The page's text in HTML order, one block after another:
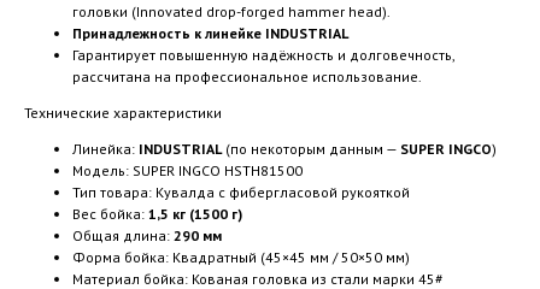
головки (Innovated drop-forged hammer head).
Принадлежность к линейке INDUSTRIAL
Гарантирует повышенную надёжность и долговечность,
рассчитана на профессиональное использование.
Технические характеристики
Линейка: INDUSTRIAL(по некоторым данным — SUPER INGCO)
Модель: SUPER INGCO HSTH81500
Тип товара: Кувалда с фибергласовой рукояткой
Вес бойка: 1,5 кг (1500 г)
Общая длина: 290 мм
Форма бойка: Квадратный (45×45 мм / 50×50 мм)
Материал бойка: Кованая головка из стали марки 45#